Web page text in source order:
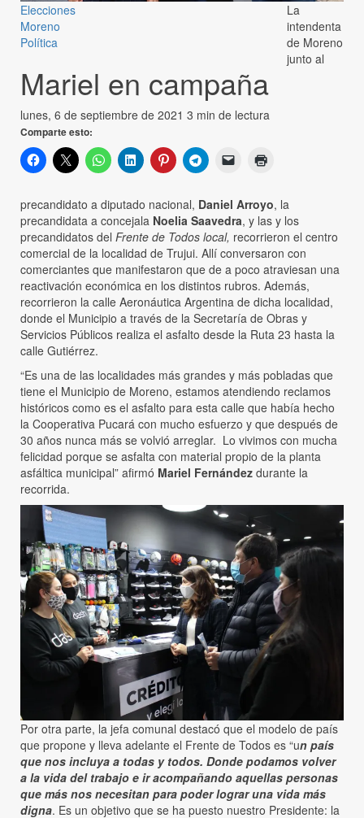
Elecciones
Moreno
Política
Mariel en campaña
lunes, 6 de septiembre de 2021 3 min de lectura
Comparte esto:
La
intendenta
de Moreno
junto al
precandidato a diputado nacional, Daniel Arroyo, la
precandidata a concejala Noelia Saavedra, y las y los
precandidatos del Frente de Todos local, recorrieron el centro
comercial de la localidad de Trujui. Allí conversaron con
comerciantes que manifestaron que de a poco atraviesan una
reactivación económica en los distintos rubros. Además,
recorrieron la calle Aeronáutica Argentina de dicha localidad,
donde el Municipio a través de la Secretaría de Obras y
Servicios Públicos realiza el asfalto desde la Ruta 23 hasta la
calle Gutiérrez.
“Es una de las localidades más grandes y más pobladas que
tiene el Municipio de Moreno, estamos atendiendo reclamos
históricos como es el asfalto para esta calle que había hecho
la Cooperativa Pucará con mucho esfuerzo y que después de
30 años nunca más se volvió arreglar. Lo vivimos con mucha
felicidad porque se asfalta con material propio de la planta
asfáltica municipal” afirmó Mariel Fernández durante la
recorrida.
Por otra parte, la jefa comunal destacó que el modelo de país
que propone y lleva adelante el Frente de Todos es “un país
que nos incluya a todas y todos. Donde podamos volver
a la vida del trabajo e ir acompañando aquellas personas
que más nos necesitan para poder lograr una vida más
digna. Es un objetivo que se ha puesto nuestro Presidente: la